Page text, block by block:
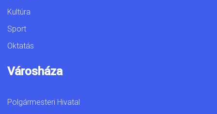
Kultúra
Sport
Oktatás
Városháza
Polgármesteri Hivatal